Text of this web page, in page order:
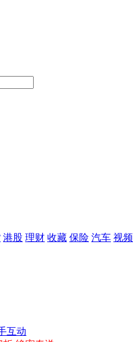
港股 理财 收藏 保险 汽车 视频
互动